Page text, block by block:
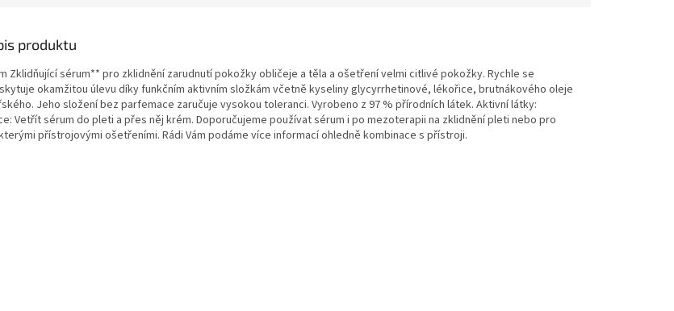
produktu
Zklidňující sérum** pro zklidnění zarudnutí pokožky obličeje a těla a ošetření velmi citlivé pokožky. Rychle se
okamžitou úlevu díky funkčním aktivním složkám včetně kyseliny glycyrrhetinové, lékořice, brutnákového oleje
Jeho složení bez parfemace zaručuje vysokou toleranci. Vyrobeno z 97 % přírodních látek. Aktivní látky:
Vetřít sérum do pleti a přes něj krém. Doporučujeme používat sérum i po mezoterapii na zklidnění pleti nebo pro
přístrojovými ošetřeními. Rádi Vám podáme více informací ohledně kombinace s přístroji.